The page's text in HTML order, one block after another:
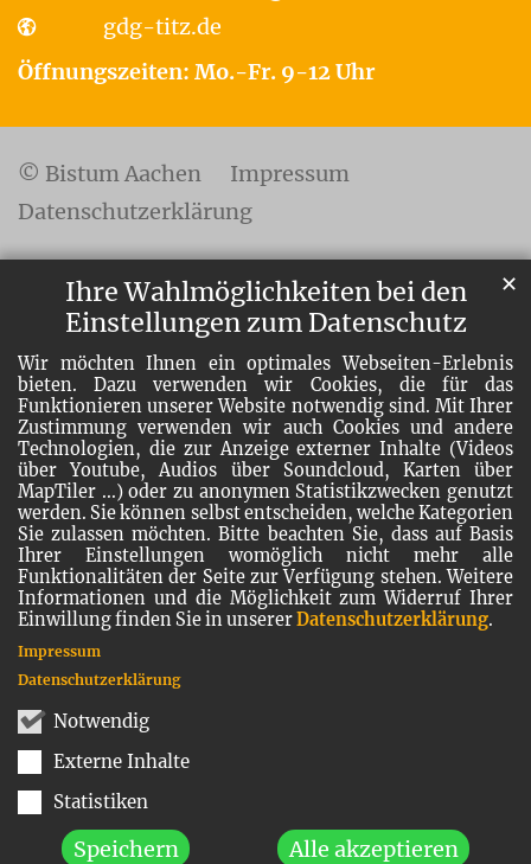
Ihre Wahlmöglichkeiten bei den
Einstellungen zum Datenschutz
Wir möchten Ihnen ein optimales Webseiten-Erlebnis
bieten. Dazu verwenden wir Cookies, die für das
Funktionieren unserer Website notwendig sind. Mit Ihrer
Zustimmung verwenden wir auch Cookies und andere
Technologien, die zur Anzeige externer Inhalte (Videos
über Youtube, Audios über Soundcloud, Karten über
MapTiler ...) oder zu anonymen Statistikzwecken genutzt
werden. Sie können selbst entscheiden, welche Kategorien
Sie zulassen möchten. Bitte beachten Sie, dass auf Basis
Ihrer Einstellungen womöglich nicht mehr alle
Funktionalitäten der Seite zur Verfügung stehen. Weitere
Informationen und die Möglichkeit zum Widerruf Ihrer
Einwillung finden Sie in unsererDatenschutzerklärung.
Notwendig
Externe Inhalte
Statistiken
Speichern Alle akzeptieren
✕
Impressum
Datenschutzerklärung
gdg-titz.de
Öffnungszeiten: Mo.-Fr. 9-12 Uhr
© Bistum Aachen
Impressum
Datenschutzerklärung